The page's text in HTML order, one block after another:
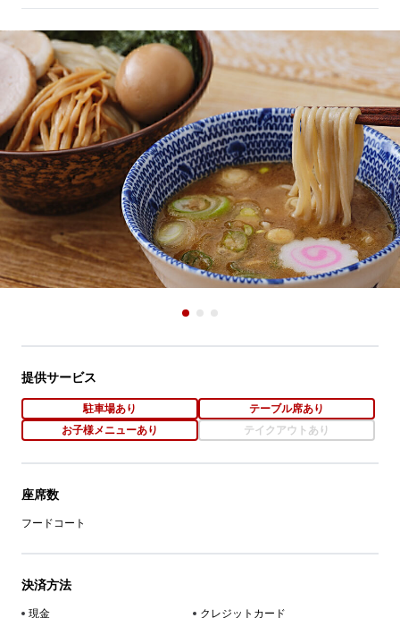
提供サービス
駐車場あり
テーブル席あり
お子様メニューあり
テイクアウトあり
座席数
フードコート
決済方法
現金 クレジットカード